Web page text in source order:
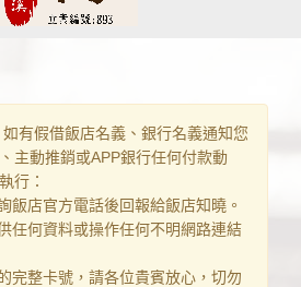
有假借飯店名義、銀行名義通知您
主動推銷或APP銀行任何付款動
行：
飯店官方電話後回報給飯店知曉。
任何資料或操作任何不明網路連結
完整卡號，請各位貴賓放心，切勿